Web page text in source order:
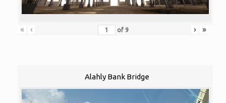
« ‹ of 9 › »
Alahly Bank Bridge